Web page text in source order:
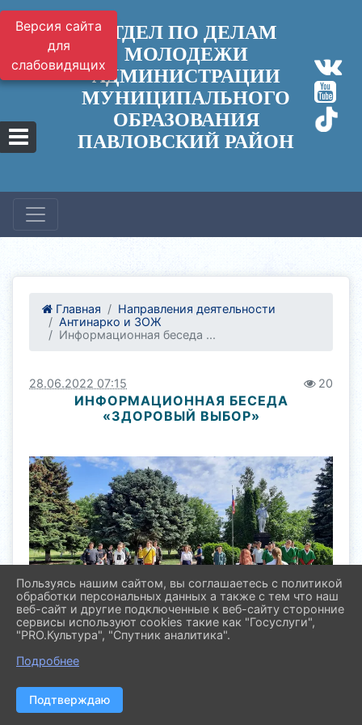
Версия сайта
для
слабовидящих
ОТДЕЛ ПО ДЕЛАМ
МОЛОДЕЖИ
АДМИНИСТРАЦИИ
МУНИЦИПАЛЬНОГО
ОБРАЗОВАНИЯ
ПАВЛОВСКИЙ РАЙОН
Главная
Направления деятельности
Антинарко и ЗОЖ
Информационная беседа ...
28.06.2022 07:15 20
ИНФОРМАЦИОННАЯ БЕСЕДА
«ЗДОРОВЫЙ ВЫБОР»
«Новый путь» была проведена
Пользуясь нашим сайтом, вы соглашаетесь с политикой
обработки персональных данных а также с тем что наш
веб-сайт и другие подключенные к веб-сайту сторонние
сервисы используют cookies такие как "Госуслуги",
"PRO.Культура", "Спутник аналитика".
Подробнее
Подтверждаю